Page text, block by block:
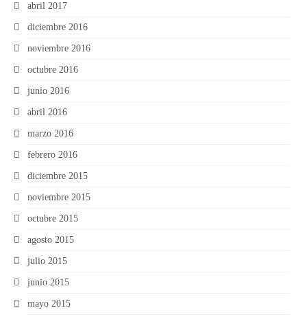
abril 2017
diciembre 2016
noviembre 2016
octubre 2016
junio 2016
abril 2016
marzo 2016
febrero 2016
diciembre 2015
noviembre 2015
octubre 2015
agosto 2015
julio 2015
junio 2015
mayo 2015